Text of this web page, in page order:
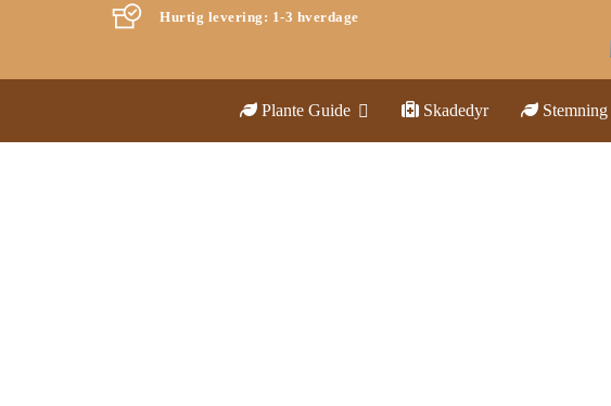
Hurtig levering: 1-3 hverdage
Plante Guide Skadedyr Stemning